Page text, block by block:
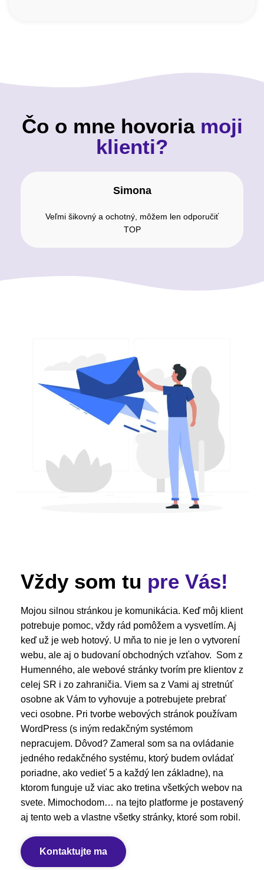
Čo o mne hovoriamoji
klienti?
Simona
Veľmi šikovný a ochotný, môžem len odporučiť
TOP
Vždy som tu pre Vás!
Mojou silnou stránkou je komunikácia. Keď môj klient
potrebuje pomoc, vždy rád pomôžem a vysvetlím. Aj
keď už je web hotový. U mňa to nie je len o vytvorení
webu, ale aj o budovaní obchodných vzťahov. Som z
Humenného, ale webové stránky tvorím pre klientov z
celej SR i zo zahraničia. Viem sa z Vami aj stretnúť
osobne ak Vám to vyhovuje a potrebujete prebrať
veci osobne. Pri tvorbe webových stránok používam
WordPress (s iným redakčným systémom
nepracujem. Dôvod? Zameral som sa na ovládanie
jedného redakčného systému, ktorý budem ovládať
poriadne, ako vedieť 5 a každý len základne), na
ktorom funguje už viac ako tretina všetkých webov na
svete. Mimochodom… na tejto platforme je postavený
aj tento web a vlastne všetky stránky, ktoré som robil.
Kontaktujte ma